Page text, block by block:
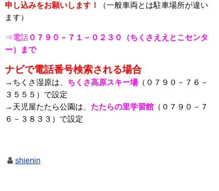
申し込みをお願いします！
（一般車両とは駐車場所が違い
ます）
⇒電話０７９０－７１－０２３０（ちくさええとこセンタ
ー）まで
ナビで電話番号検索される場合
→ちくさ湿原は、 ちくさ高原スキー場（０７９０－７６－
３５５５）で設定
→天児屋たたら公園は、 たたらの里学習館 （０７９０－７
６－３８３３）で設定
shienin